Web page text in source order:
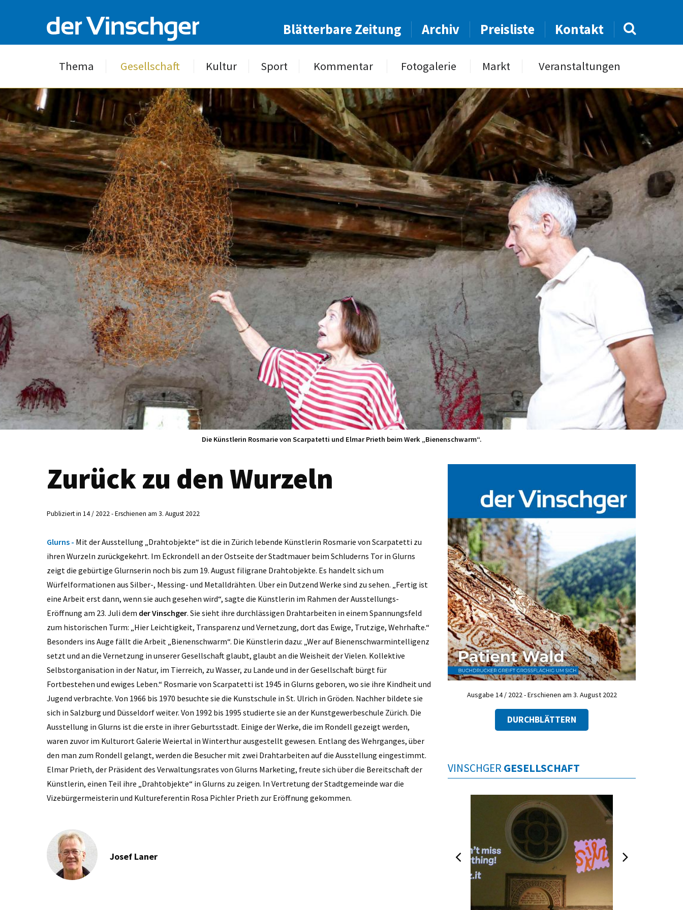
Blätterbare Zeitung Archiv Preisliste Kontakt
Thema Gesellschaft Kultur Sport Kommentar Fotogalerie Markt Veranstaltungen
Die Künstlerin Rosmarie von Scarpatetti und Elmar Prieth beim Werk „Bienenschwarm“.
Zurück zu den Wurzeln
Publiziert in 14 / 2022 - Erschienen am 3. August 2022
Glurns - Mit der Ausstellung „Drahtobjekte“ ist die in Zürich lebende Künstlerin Rosmarie von Scarpatetti zu
ihren Wurzeln zurückgekehrt. Im Eckrondell an der Ostseite der Stadtmauer beim Schluderns Tor in Glurns
zeigt die gebürtige Glurnserin noch bis zum 19. August filigrane Drahtobjekte. Es handelt sich um
Würfelformationen aus Silber-, Messing- und Metalldrähten. Über ein Dutzend Werke sind zu sehen. „Fertig ist
eine Arbeit erst dann, wenn sie auch gesehen wird“, sagte die Künstlerin im Rahmen der Ausstellungs-
Eröffnung am 23. Juli dem der Vinschger. Sie sieht ihre durchlässigen Drahtarbeiten in einem Spannungsfeld
zum historischen Turm: „Hier Leichtigkeit, Transparenz und Vernetzung, dort das Ewige, Trutzige, Wehrhafte.“
Besonders ins Auge fällt die Arbeit „Bienenschwarm“. Die Künstlerin dazu: „Wer auf Bienenschwarmintelligenz
setzt und an die Vernetzung in unserer Gesellschaft glaubt, glaubt an die Weisheit der Vielen. Kollektive
Selbstorganisation in der Natur, im Tierreich, zu Wasser, zu Lande und in der Gesellschaft bürgt für
Fortbestehen und ewiges Leben.“ Rosmarie von Scarpatetti ist 1945 in Glurns geboren, wo sie ihre Kindheit und
Jugend verbrachte. Von 1966 bis 1970 besuchte sie die Kunstschule in St. Ulrich in Gröden. Nachher bildete sie
sich in Salzburg und Düsseldorf weiter. Von 1992 bis 1995 studierte sie an der Kunstgewerbeschule Zürich. Die
Ausstellung in Glurns ist die erste in ihrer Geburtsstadt. Einige der Werke, die im Rondell gezeigt werden,
waren zuvor im Kulturort Galerie Weiertal in Winterthur ausgestellt gewesen. Entlang des Wehrganges, über
den man zum Rondell gelangt, werden die Besucher mit zwei Drahtarbeiten auf die Ausstellung eingestimmt.
Elmar Prieth, der Präsident des Verwaltungsrates von Glurns Marketing, freute sich über die Bereitschaft der
Künstlerin, einen Teil ihre „Drahtobjekte“ in Glurns zu zeigen. In Vertretung der Stadtgemeinde war die
Vizebürgermeisterin und Kultureferentin Rosa Pichler Prieth zur Eröffnung gekommen.
Josef Laner
Ausgabe 14 / 2022 - Erschienen am 3. August 2022
DURCHBLÄTTERN
VINSCHGER GESELLSCHAFT